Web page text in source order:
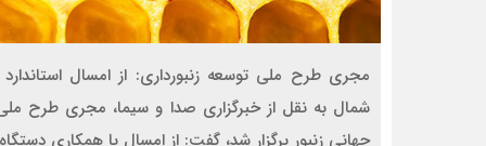
مجری طرح ملی توسعه زنبورداری: از امسال
شمال به نقل از خبرگزاری صدا و سیما، مجری طرح
جهانی زنبور برگزار شد، گفت: از امسال با همکاری